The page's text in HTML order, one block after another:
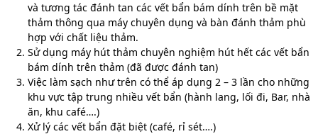
và tương tác đánh tan các vết bẩn bám dính trên bề mặt
thảm thông qua máy chuyên dụng và bàn đánh thảm phù
hợp với chất liệu thảm.
Sử dụng máy hút thảm chuyên nghiệm hút hết các vết bẩn
bám dính trên thảm (đã được đánh tan)
Việc làm sạch như trên có thể áp dụng 2 – 3 lần cho những
khu vực tập trung nhiều vết bẩn (hành lang, lối đi, Bar, nhà
ăn, khu café….)
Xử lý các vết bẩn đặt biệt (café, rỉ sét….)